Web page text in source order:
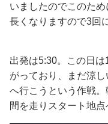
いましたのでこのため
長くなりますので3回
出発は5:30。この日
がっており、まだ涼
へ行こうという作戦
間を走りスタート地